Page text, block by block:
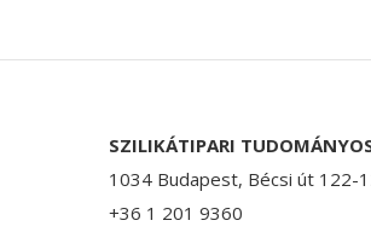
SZILIKÁTIPARI
1034 Budapest, Bécsi út 122-
+36 1 201 9360